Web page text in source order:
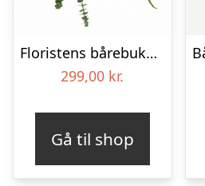
Floristens bårebuket – Smukt minde
299,00 kr.
Gå til shop